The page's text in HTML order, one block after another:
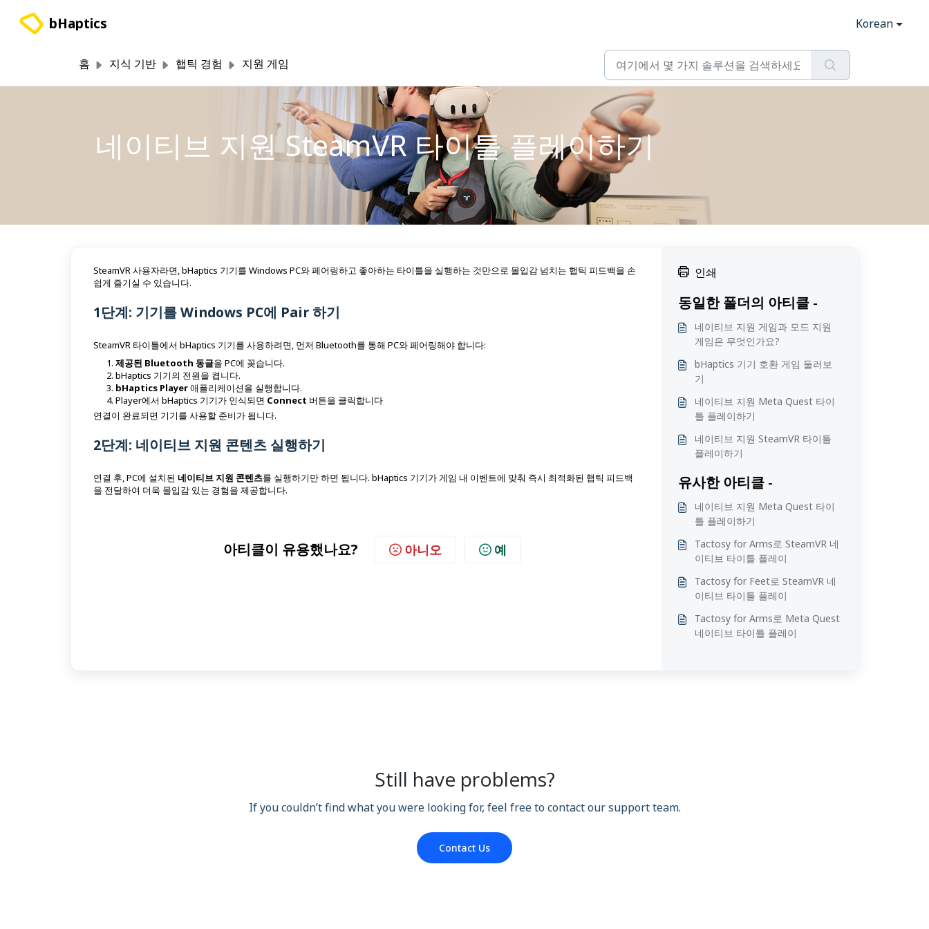
bHaptics Korean
홈 지식 기반 햅틱 경험 지원 게임
네이티브 지원 SteamVR 타이틀 플레이하기
SteamVR 사용자라면, bHaptics 기기를 Windows PC와 페어링하고 좋아하는 타이틀을 실행하는 것만으로 몰입감 넘치는 햅틱 피드백을 손
쉽게 즐기실 수 있습니다.
1단계: 기기를 Windows PC에 Pair 하기
SteamVR 타이틀에서 bHaptics 기기를 사용하려면, 먼저 Bluetooth를 통해 PC와 페어링해야 합니다:
제공된 Bluetooth 동글을 PC에 꽂습니다.
bHaptics 기기의 전원을 켭니다.
bHaptics Player애플리케이션을 실행합니다.
Player에서 bHaptics 기기가 인식되면 Connect 버튼을 클릭합니다
연결이 완료되면 기기를 사용할 준비가 됩니다.
2단계: 네이티브 지원 콘텐츠 실행하기
연결 후, PC에 설치된 네이티브 지원 콘텐츠를 실행하기만 하면 됩니다. bHaptics 기기가 게임 내 이벤트에 맞춰 즉시 최적화된 햅틱 피드백
을 전달하여 더욱 몰입감 있는 경험을 제공합니다.
아티클이 유용했나요? 아니오 예
인쇄
동일한 폴더의 아티클 -
네이티브 지원 게임과 모드 지원
게임은 무엇인가요?
bHaptics 기기 호환 게임 둘러보
기
네이티브 지원 Meta Quest 타이
틀 플레이하기
네이티브 지원 SteamVR 타이틀
플레이하기
유사한 아티클 -
네이티브 지원 Meta Quest 타이
틀 플레이하기
Tactosy for Arms로 SteamVR 네
이티브 타이틀 플레이
Tactosy for Feet로 SteamVR 네
이티브 타이틀 플레이
Tactosy for Arms로 Meta Quest
네이티브 타이틀 플레이
Still have problems?
If you couldn’t find what you were looking for, feel free to contact our support team.